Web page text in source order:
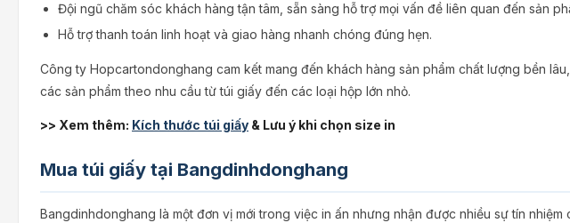
Đội ngũ chăm sóc khách hàng tận tâm, sẵn sàng hỗ trợ mọi vấn đề liên quan đến sản
Hỗ trợ thanh toán linh hoạt và giao hàng nhanh chóng đúng hẹn.
Công ty Hopcartondonghang cam kết mang đến khách hàng sản phẩm chất lượng bền
các sản phẩm theo nhu cầu từ túi giấy đến các loại hộp lớn nhỏ.
>> Xem thêm: Kích thước túi giấy & Lưu ý khi chọn size in
Mua túi giấy tại Bangdinhdonghang
Bangdinhdonghang là một đơn vị mới trong việc in ấn nhưng nhận được nhiều sự tín